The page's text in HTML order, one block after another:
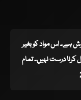
ہے۔ اس مواد کو بغیر
درست نہیں۔ تمام